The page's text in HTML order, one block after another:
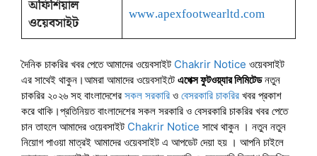
অফিশিয়াল
ওয়েবসাইট
www.apexfootwearltd.com
দৈনিক চাকরির খবর পেতে আমাদের ওয়েবসাইট Chakrir Notice ওয়েবসাইট
এর সাথেই থাকুন।আমরা আমাদের ওয়েবসাইটে এপেক্স ফুটওয়্যার লিমিটেডনতুন
চাকরির ২০২৬ সহ বাংলাদেশের সকল সরকারি ও বেসরকারি চাকরির খবর প্রকাশ
করে থাকি।প্রতিনিয়ত বাংলাদেশের সকল সরকারি ও বেসরকারি চাকরির খবর পেতে
চান তাহলে আমাদের ওয়েবসাইট Chakrir Notice সাথে থাকুন । নতুন নতুন
নিয়োগ পাওয়া মাত্রই আমাদের ওয়েবসাইট এ আপডেট দেয়া হয় । আপনি চাইলে